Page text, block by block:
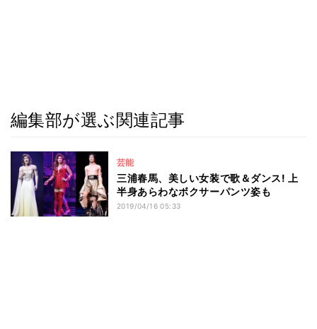
編集部が選ぶ関連記事
芸能
三浦春馬、美しい女装で歌＆ダンス! 上
半身あらわなボクサーパンツ姿も
2019/04/16 05:33